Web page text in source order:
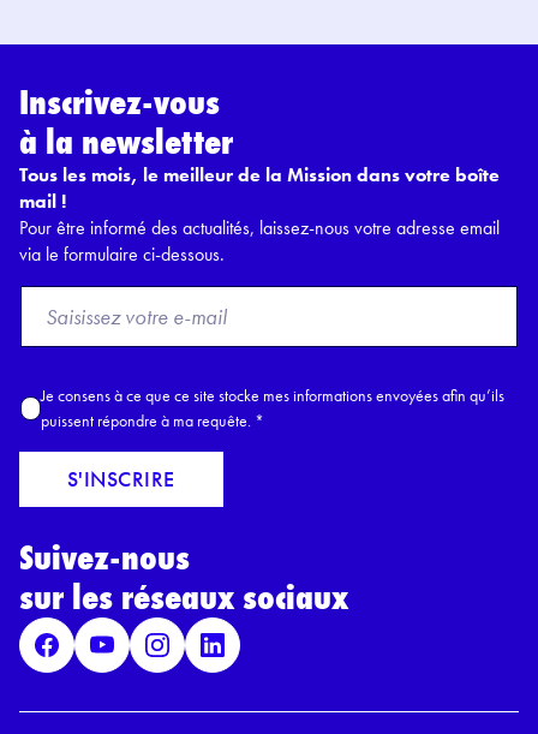
Inscrivez-vous
à la newsletter
Tous les mois, le meilleur de la Mission dans votre boîte
mail !
Pour être informé des actualités, laissez-nous votre adresse email
via le formulaire ci-dessous.
o
E
a
l
A
c
c
R
P
D
*
Je consens à ce que ce site stocke mes informations envoyées afin qu’ils
puissent répondre à ma requête. *
S'INSCRIRE
Suivez-nous
sur les réseaux sociaux